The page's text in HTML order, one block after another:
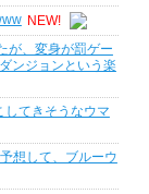
NEW!
が、変身が罰ゲー
ンジョンという楽
してきそうなウマ
想して、ブルーウ